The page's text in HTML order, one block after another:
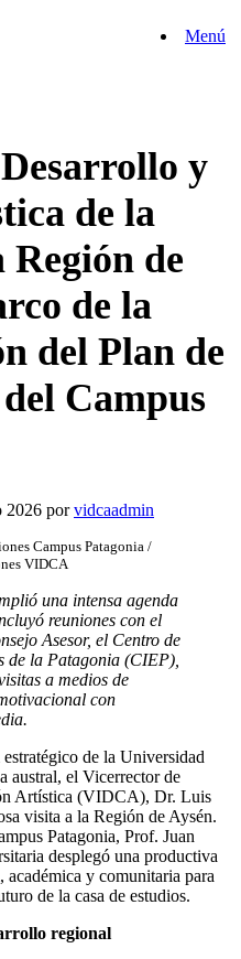
Menú
y
de la
de
de la
del Plan de
Campus
2026 porvidcaadmin
Campus Patagonia /
VIDCA
una intensa agenda
reuniones con el
Asesor, el Centro de
de la Patagonia (CIEP),
a medios de
con
de la Universidad
austral, el Vicerrector de
Artística (VIDCA), Dr. Luis
visita a la Región de Aysén.
Patagonia, Prof. Juan
desplegó una productiva
y comunitaria para
de la casa de estudios.
regional